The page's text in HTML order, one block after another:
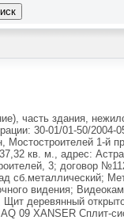
часть здания,
30-01/01-50/2004-
Мостостроителей 1-й
кв. м., адрес:
3; договор
сб.металлический;
видения;
деревянный
09 XANSER Сплит-